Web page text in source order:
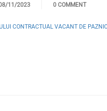
11/2023
0 COMMENT
CONTRACTUAL VACANT DE